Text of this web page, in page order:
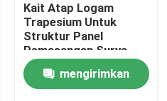
Kait Atap Logam
Trapesium Untuk
Struktur Panel
Pemasangan Surya
Mendukung
Perlengkapan
Perangkat Keras
mengirimkan